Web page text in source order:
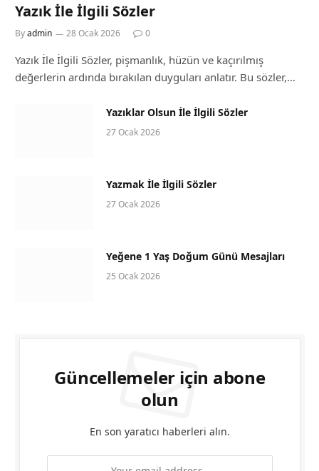
Yazık İle İlgili Sözler
Byadmin 28 Ocak 2026 0
Yazık İle İlgili Sözler, pişmanlık, hüzün ve kaçırılmış
değerlerin ardında bırakılan duyguları anlatır. Bu sözler,…
Yazıklar Olsun İle İlgili Sözler
27 Ocak 2026
Yazmak İle İlgili Sözler
27 Ocak 2026
Yeğene 1 Yaş Doğum Günü Mesajları
25 Ocak 2026
Güncellemeler için abone
olun
En son yaratıcı haberleri alın.